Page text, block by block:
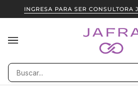
directamente
contenido
INGRESA PARA SER CONSULTORA
Buscar